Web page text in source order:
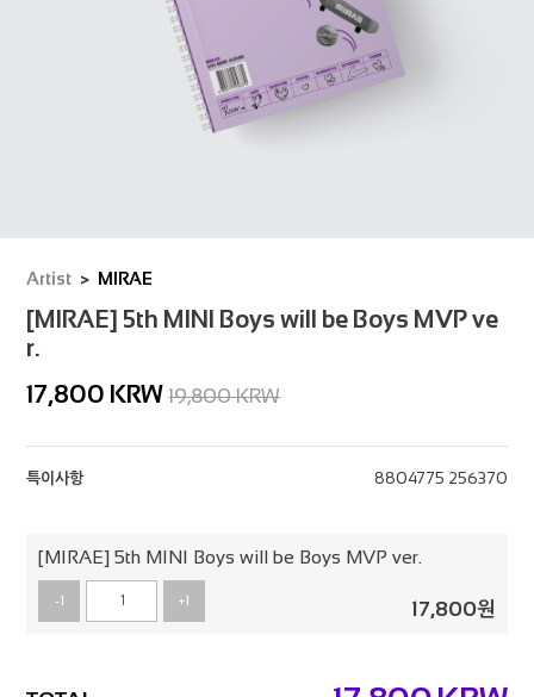
Artist MIRAE
[MIRAE] 5th MINI Boys will be Boys MVP ve
r.
17,800 KRW19,800 KRW
특이사항 8804775 256370
[MIRAE] 5th MINI Boys will be Boys MVP ver.
+1
-1 17,800원